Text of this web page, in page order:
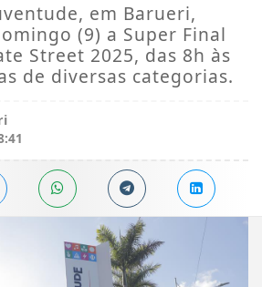
em Barueri,
(9) a Super Final
Street 2025, das 8h às
de diversas categorias.